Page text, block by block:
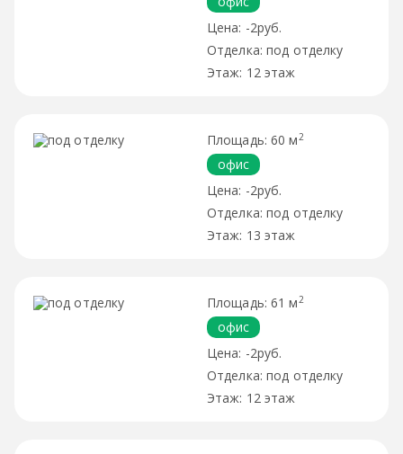
-2руб.
под отделку
12 этаж
60 м 2
офис
-2руб.
под отделку
13 этаж
61 м 2
офис
-2руб.
под отделку
12 этаж